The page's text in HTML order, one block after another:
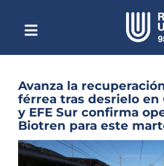
contenidoToggle
NavigationEscuchar Radio
Quiénes
Podcast
Noticias
Avanza la
férrea tras desrielo en
y EFE Sur confirma
Biotren para este
Ver
imagen